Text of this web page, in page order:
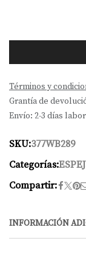
Términos y
Grantía de
Envío: 2-3 días
SKU:377WB289
Categorías:
Compartir:
INFORMACIÓN